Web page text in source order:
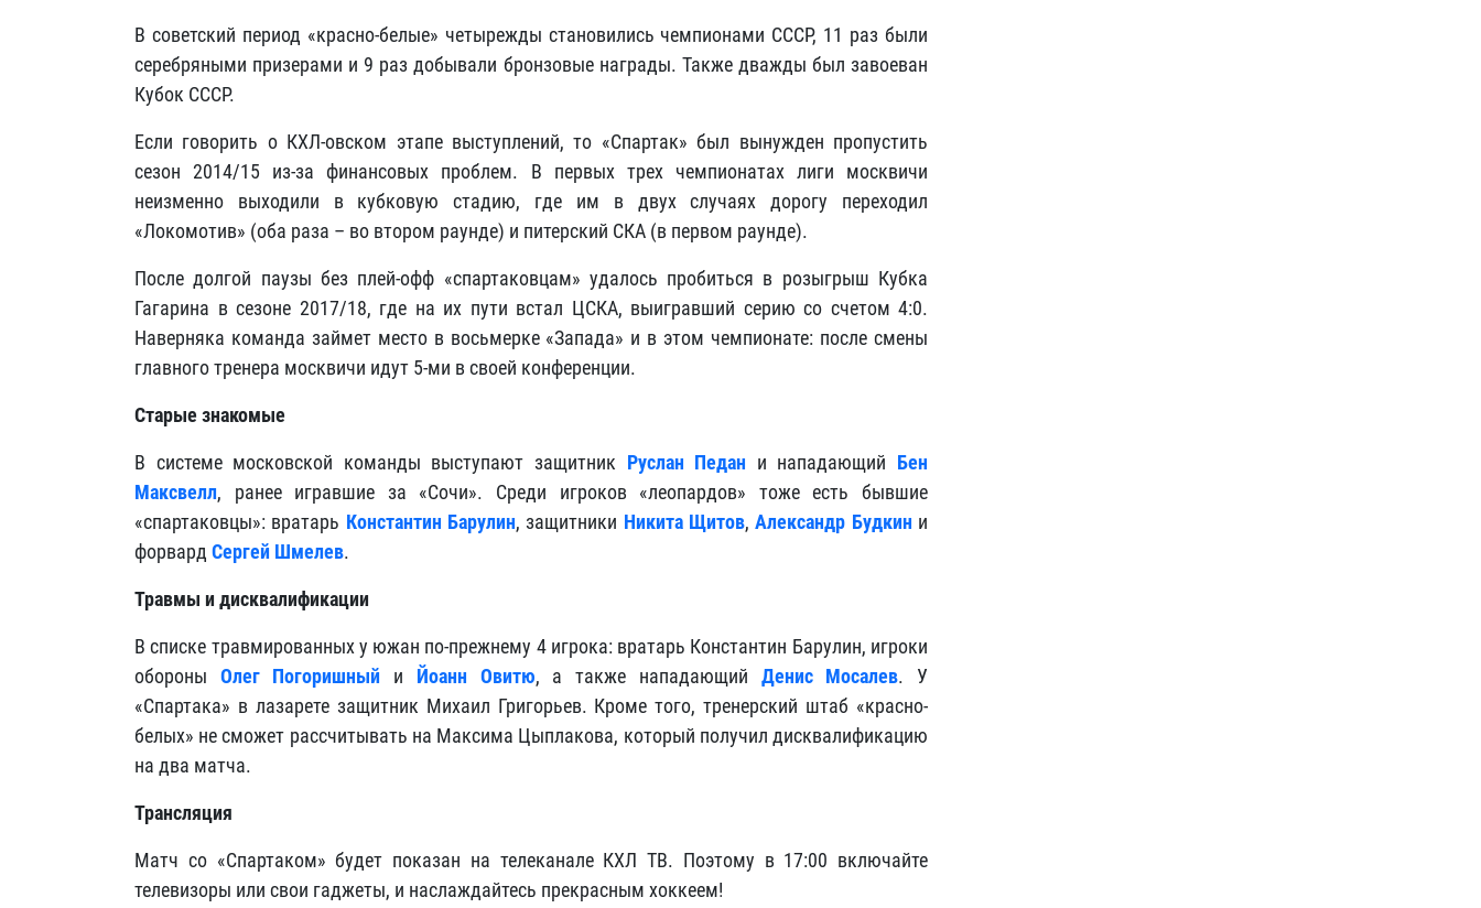
В советский период «красно-белые» четырежды становились чемпионами СССР, 11 раз были
серебряными призерами и 9 раз добывали бронзовые награды. Также дважды был завоеван
Кубок СССР.
Если говорить о КХЛ-овском этапе выступлений, то «Спартак» был вынужден пропустить
сезон 2014/15 из-за финансовых проблем. В первых трех чемпионатах лиги москвичи
неизменно выходили в кубковую стадию, где им в двух случаях дорогу переходил
«Локомотив» (оба раза – во втором раунде) и питерский СКА (в первом раунде).
После долгой паузы без плей-офф «спартаковцам» удалось пробиться в розыгрыш Кубка
Гагарина в сезоне 2017/18, где на их пути встал ЦСКА, выигравший серию со счетом 4:0.
Наверняка команда займет место в восьмерке «Запада» и в этом чемпионате: после смены
главного тренера москвичи идут 5-ми в своей конференции.
Старые знакомые
В системе московской команды выступают защитник Руслан Педан и нападающий Бен
Максвелл, ранее игравшие за «Сочи». Среди игроков «леопардов» тоже есть бывшие
«спартаковцы»: вратарь Константин Барулин, защитники Никита Щитов,Александр Будкин и
форвард Сергей Шмелев.
Травмы и дисквалификации
В списке травмированных у южан по-прежнему 4 игрока: вратарь Константин Барулин, игроки
обороны Олег Погоришный и Йоанн Овитю, а также нападающий Денис Мосалев. У
«Спартака» в лазарете защитник Михаил Григорьев. Кроме того, тренерский штаб «красно-
белых» не сможет рассчитывать на Максима Цыплакова, который получил дисквалификацию
на два матча.
Трансляция
Матч со «Спартаком» будет показан на телеканале КХЛ ТВ. Поэтому в 17:00 включайте
телевизоры или свои гаджеты, и наслаждайтесь прекрасным хоккеем!